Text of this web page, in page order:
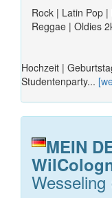
Rock | Latin Pop
Reggae | Oldies
Hochzeit |
Studentenparty...
MEIN
Wesseling